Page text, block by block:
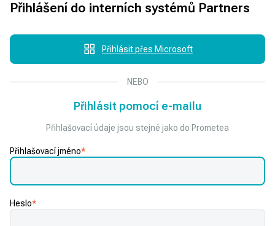
Přihlášení do interních systémů Partners
Přihlásit přes Microsoft
NEBO
Přihlásit pomocí e-mailu
Přihlašovací údaje jsou stejné jako do Prometea
Přihlašovací jméno*
Heslo*